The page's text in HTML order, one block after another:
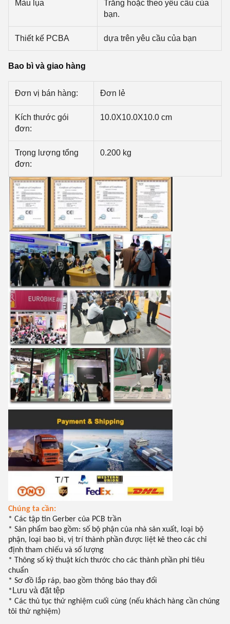
Màu lụa
Trắng hoặc theo yêu cầu của
bạn.
Thiết kế PCBA dựa trên yêu cầu của bạn
Bao bì và giao hàng
Đơn vị bán hàng: Đơn lẻ
Kích thước gói
đơn:
10.0X10.0X10.0 cm
Trọng lượng tổng
đơn:
0.200 kg
Chúng ta cần:
* Các tập tin Gerber của PCB trần
* Sản phẩm bao gồm: số bộ phận của nhà sản xuất, loại bộ
phận, loại bao bì, vị trí thành phần được liệt kê theo các chỉ
định tham chiếu và số lượng
* Thông số kỹ thuật kích thước cho các thành phần phi tiêu
chuẩn
* Sơ đồ lắp ráp, bao gồm thông báo thay đổi
* Lưu và đặt tệp
* Các thủ tục thử nghiệm cuối cùng (nếu khách hàng cần chúng
tôi thử nghiệm)